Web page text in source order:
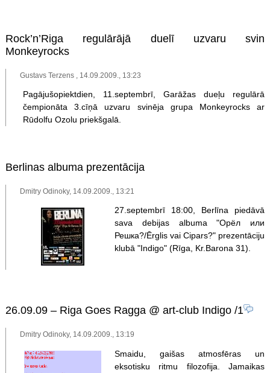
Rock’n’Riga regulārājā duelī uzvaru svin
Monkeyrocks
Gustavs Terzens , 14.09.2009., 13:23
Pagājušopiektdien, 11.septembrī, Garāžas dueļu regulārā
čempionāta 3.cīņā uzvaru svinēja grupa Monkeyrocks ar
Rūdolfu Ozolu priekšgalā.
Berlinas albuma prezentācija
Dmitry Odinoky, 14.09.2009., 13:21
27.septembrī 18:00, Berlīna piedāvā
sava debijas albuma "Орёл или
Решка?/Ērglis vai Cipars?" prezentāciju
klubā "Indigo" (Rīga, Kr.Barona 31).
26.09.09 – Riga Goes Ragga @ art-club Indigo/1
Dmitry Odinoky, 14.09.2009., 13:19
Smaidu, gaišas atmosfēras un
eksotisku ritmu filozofija. Jamaikas